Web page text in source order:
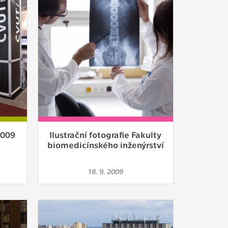
Ilustrační fotografie Fakulty
biomedicínského inženýrství
18. 9. 2009